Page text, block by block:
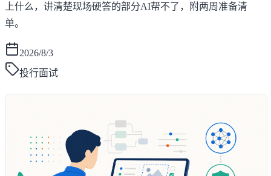
上什么，讲清楚现场硬答的部分AI帮不了，附两周准备清
单。
2026/8/3
投行面试